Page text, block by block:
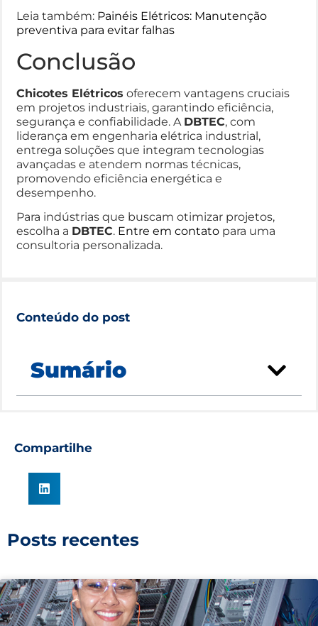
Leia também: Painéis Elétricos: Manutenção
preventiva para evitar falhas
Conclusão
Chicotes Elétricos oferecem vantagens cruciais
em projetos industriais, garantindo eficiência,
segurança e confiabilidade. A DBTEC, com
liderança em engenharia elétrica industrial,
entrega soluções que integram tecnologias
avançadas e atendem normas técnicas,
promovendo eficiência energética e
desempenho.
Para indústrias que buscam otimizar projetos,
escolha a DBTEC. Entre em contato para uma
consultoria personalizada.
Conteúdo do post
Sumário
Compartilhe
Posts recentes